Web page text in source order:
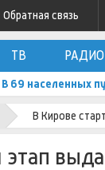
Обратная связь
ТВ РАДИО
В 69 населенных
В Кирове
этап